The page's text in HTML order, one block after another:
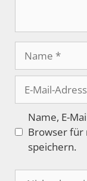
Mail-
Adresse
Name, E-
Browser für
speichern.